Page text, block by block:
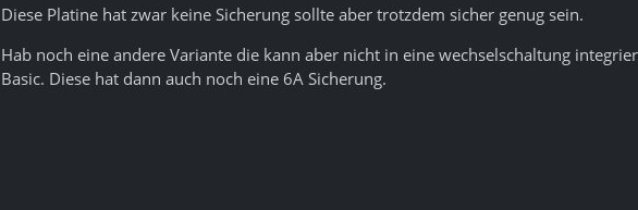
Diese Platine hat zwar keine Sicherung sollte aber trotzdem sicher genug sein.
Hab noch eine andere Variante die kann aber nicht in eine wechselschaltung
Basic. Diese hat dann auch noch eine 6A Sicherung.